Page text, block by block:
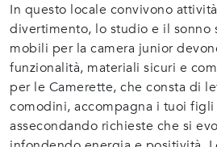
In questo locale convivono
divertimento, lo studio e il sonno
mobili per la camera junior
funzionalità, materiali sicuri e
per le Camerette, che consta di
comodini, accompagna i tuoi figli
assecondando richieste che si